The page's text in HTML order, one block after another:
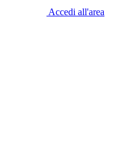
Accedi all'area